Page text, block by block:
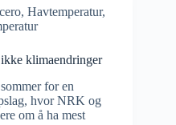
, Havtemperatur,
klimaendringer
for en
hvor NRK og
om å ha mest